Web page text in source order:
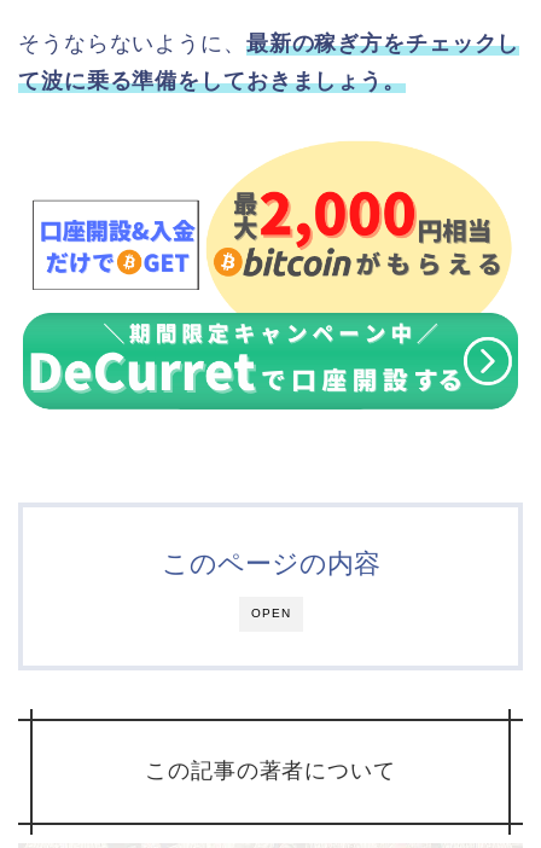
そうならないように、 最新の稼ぎ方をチェックし
て波に乗る準備をしておきましょう。
OPEN
このページの内容
この記事の著者について